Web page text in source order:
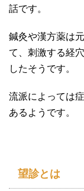
話です。
鍼灸や漢方薬は
て、刺激する経
したそうです。
流派によっては
あるようです。
望診とは